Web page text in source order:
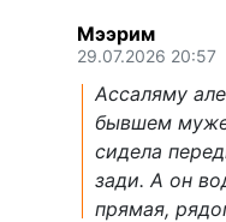
Мээрим
29.07.2026 20:57
Ассаляму
бывшем
сидела
зади. А он
прямая,